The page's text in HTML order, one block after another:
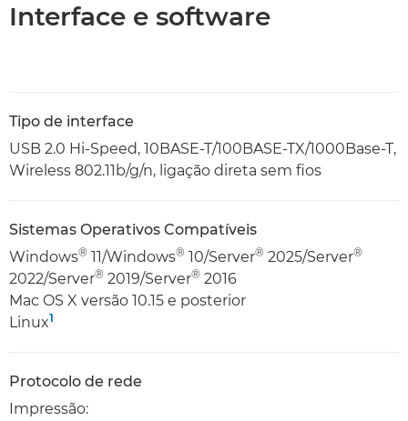
Interface e software
Tipo de interface
USB 2.0 Hi-Speed, 10BASE-T/100BASE-TX/1000Base-T,
Wireless 802.11b/g/n, ligação direta sem fios
Sistemas Operativos Compatíveis
Windows® 11/Windows® 10/Server® 2025/Server®
2022/Server® 2019/Server® 2016
Mac OS X versão 10.15 e posterior
Linux1
Protocolo de rede
Impressão: